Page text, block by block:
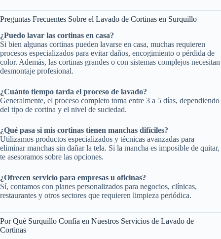
Preguntas Frecuentes Sobre el Lavado de Cortinas en Surquillo
¿Puedo lavar las cortinas en casa?
Si bien algunas cortinas pueden lavarse en casa, muchas requieren
procesos especializados para evitar daños, encogimiento o pérdida de
color. Además, las cortinas grandes o con sistemas complejos necesitan
desmontaje profesional.
¿Cuánto tiempo tarda el proceso de lavado?
Generalmente, el proceso completo toma entre 3 a 5 días, dependiendo
del tipo de cortina y el nivel de suciedad.
¿Qué pasa si mis cortinas tienen manchas difíciles?
Utilizamos productos especializados y técnicas avanzadas para
eliminar manchas sin dañar la tela. Si la mancha es imposible de quitar,
te asesoramos sobre las opciones.
¿Ofrecen servicio para empresas u oficinas?
Sí, contamos con planes personalizados para negocios, clínicas,
restaurantes y otros sectores que requieren limpieza periódica.
Por Qué Surquillo Confía en Nuestros Servicios de Lavado de
Cortinas